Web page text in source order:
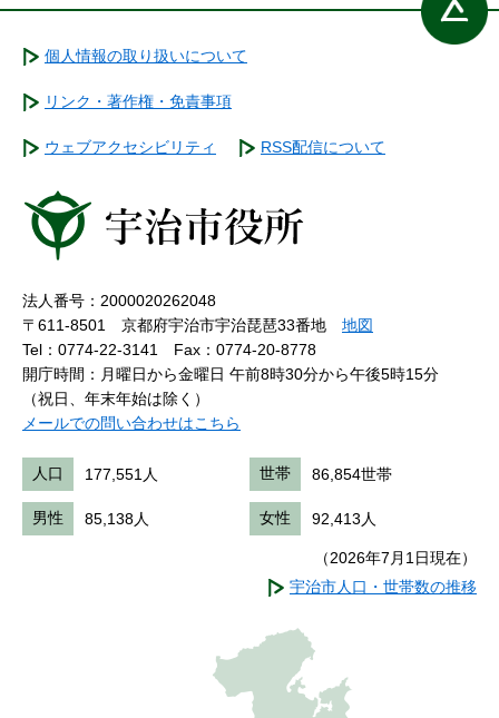
個人情報の取り扱いについて
リンク・著作権・免責事項
ウェブアクセシビリティ RSS配信について
法人番号：2000020262048
〒611-8501 京都府宇治市宇治琵琶33番地 地図
Tel：0774-22-3141
Fax：0774-20-8778
開庁時間：月曜日から金曜日 午前8時30分から午後5時15分
（祝日、年末年始は除く）
メールでの問い合わせはこちら
人口 177,551人 世帯 86,854世帯
男性 85,138人 女性 92,413人
（2026年7月1日現在）
宇治市人口・世帯数の推移